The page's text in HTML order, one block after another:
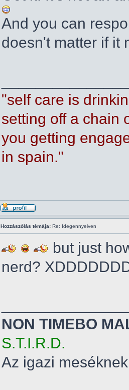
And you can
doesn't matter if it
"self care is
setting off a chain
you getting
in spain."
Hozzászólás témája: Re: Idegennyelven
but just
nerd?
NON TIMEBO
S.T.I.R.D.
Az igazi